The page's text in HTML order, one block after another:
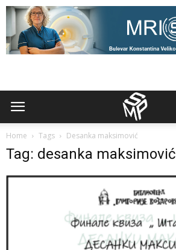
Home Tags Desanka maksimović
Tag: desanka maksimović